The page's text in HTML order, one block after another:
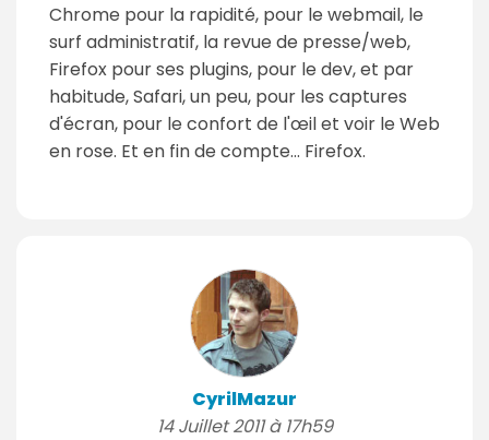
Chrome pour la rapidité, pour le webmail, le
surf administratif, la revue de presse/web,
Firefox pour ses plugins, pour le dev, et par
habitude, Safari, un peu, pour les captures
d'écran, pour le confort de l'œil et voir le Web
en rose. Et en fin de compte... Firefox.
CyrilMazur
14 Juillet 2011 à 17h59